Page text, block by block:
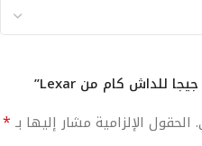
الحقول الإلزامية مشار إليها بـ *